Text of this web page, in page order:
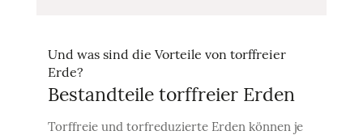
Und was sind die Vorteile von torffreier
Erde?
Bestandteile torffreier Erden
Torffreie und torfreduzierte Erden können je